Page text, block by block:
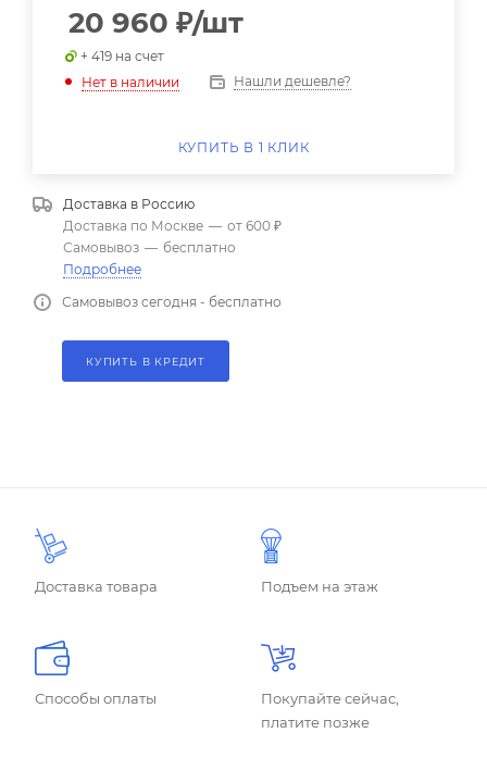
20 960 ₽/шт
+ 419 на счет
Нет в наличии
Нашли дешевле?
КУПИТЬ В 1 КЛИК
Доставка в Россию
Доставка по Москве — от 600 ₽
Самовывоз — бесплатно
Подробнее
Самовывоз сегодня - бесплатно
КУПИТЬ В КРЕДИТ
Доставка товара Подъем на этаж
Способы оплаты
Покупайте сейчас,
платите позже